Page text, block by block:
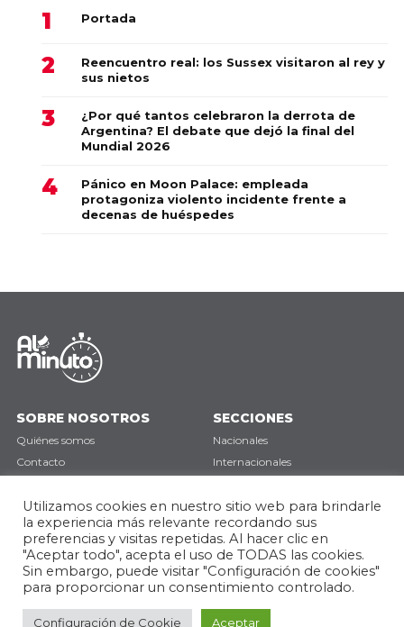
Portada
Reencuentro real: los Sussex visitaron al rey y
sus nietos
¿Por qué tantos celebraron la derrota de
Argentina? El debate que dejó la final del
Mundial 2026
Pánico en Moon Palace: empleada
protagoniza violento incidente frente a
decenas de huéspedes
SOBRE NOSOTROS
Quiénes somos
Contacto
SECCIONES
Nacionales
Internacionales
Opinión
SÍGUENOS
Utilizamos cookies en nuestro sitio web para brindarle
la experiencia más relevante recordando sus
preferencias y visitas repetidas. Al hacer clic en
"Aceptar todo", acepta el uso de TODAS las cookies.
Sin embargo, puede visitar "Configuración de cookies"
para proporcionar un consentimiento controlado.
Configuración de Cookie Aceptar